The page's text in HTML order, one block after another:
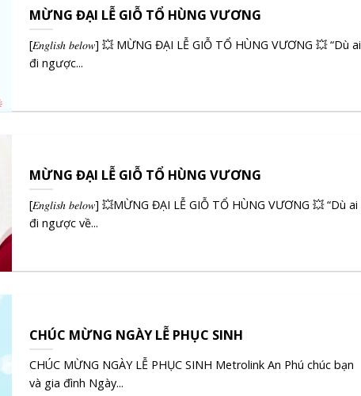
MỪNG ĐẠI LỄ GIỖ TỔ HÙNG VƯƠNG
[𝐸𝑛𝑔𝑙𝑖𝑠ℎ 𝑏𝑒𝑙𝑜𝑤] 💥 MỪNG ĐẠI LỄ GIỖ TỔ HÙNG VƯƠNG 💥 “Dù ai
đi ngược...
MỪNG ĐẠI LỄ GIỖ TỔ HÙNG VƯƠNG
[𝐸𝑛𝑔𝑙𝑖𝑠ℎ 𝑏𝑒𝑙𝑜𝑤] 💥MỪNG ĐẠI LỄ GIỖ TỔ HÙNG VƯƠNG 💥 “Dù ai
đi ngược về...
CHÚC MỪNG NGÀY LỄ PHỤC SINH
CHÚC MỪNG NGÀY LỄ PHỤC SINH Metrolink An Phú chúc bạn
và gia đình Ngày...